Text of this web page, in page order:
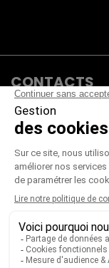
CONTACTS
PRODUITS
NOTRE SOCIÉTÉ
VOTRE COMPTE
CGV|CGU|
Paiement